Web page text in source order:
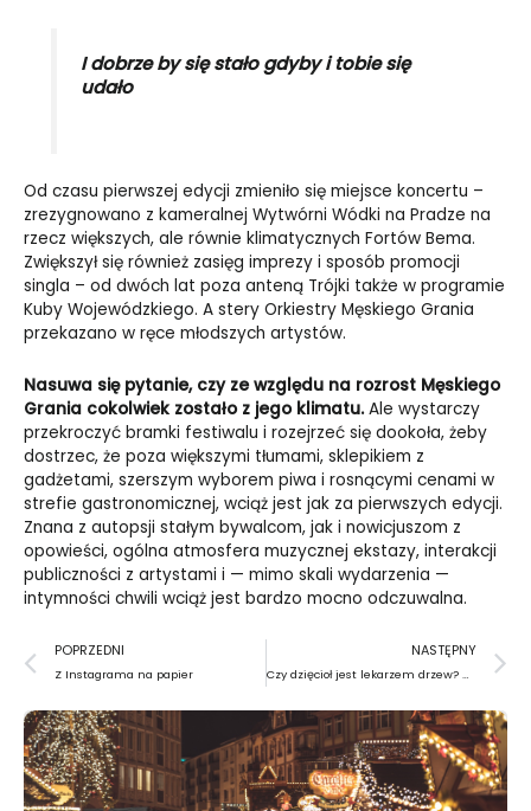
I dobrze by się stało gdyby i tobie się
udało
Od czasu pierwszej edycji zmieniło się miejsce koncertu –
zrezygnowano z kameralnej Wytwórni Wódki na Pradze na
rzecz większych, ale równie klimatycznych Fortów Bema.
Zwiększył się również zasięg imprezy i sposób promocji
singla – od dwóch lat poza anteną Trójki także w programie
Kuby Wojewódzkiego. A stery Orkiestry Męskiego Grania
przekazano w ręce młodszych artystów.
Nasuwa się pytanie, czy ze względu na rozrost Męskiego
Grania cokolwiek zostało z jego klimatu.Ale wystarczy
przekroczyć bramki festiwalu i rozejrzeć się dookoła, żeby
dostrzec, że poza większymi tłumami, sklepikiem z
gadżetami, szerszym wyborem piwa i rosnącymi cenami w
strefie gastronomicznej, wciąż jest jak za pierwszych edycji.
Znana z autopsji stałym bywalcom, jak i nowicjuszom z
opowieści, ogólna atmosfera muzycznej ekstazy, interakcji
publiczności z artystami i — mimo skali wydarzenia —
intymności chwili wciąż jest bardzo mocno odczuwalna.
Prev
POPRZEDNI
Z Instagrama na papier
NASTĘPNY
Czy dzięcioł jest lekarzem drzew? Wykład w Łazienkach Królewskich